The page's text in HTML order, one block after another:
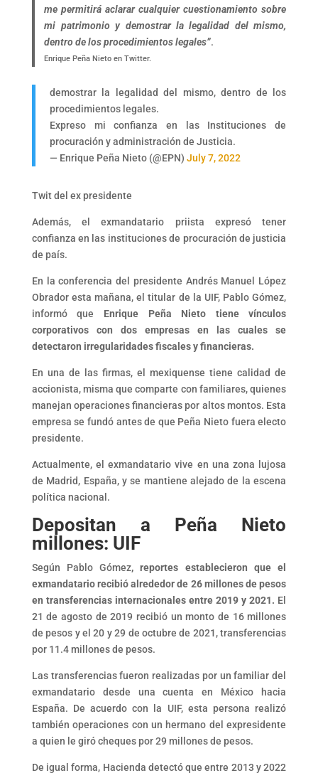
me permitirá aclarar cualquier cuestionamiento sobre
mi patrimonio y demostrar la legalidad del mismo,
dentro de los procedimientos legales”.
Enrique Peña Nieto en Twitter.
demostrar la legalidad del mismo, dentro de los
procedimientos legales.
Expreso mi confianza en las Instituciones de
procuración y administración de Justicia.
— Enrique Peña Nieto (@EPN) July 7, 2022
Twit del ex presidente
Además, el exmandatario priista expresó tener
confianza en las instituciones de procuración de justicia
de país.
En la conferencia del presidente Andrés Manuel López
Obrador esta mañana, el titular de la UIF, Pablo Gómez,
informó que Enrique Peña Nieto tiene vínculos
corporativos con dos empresas en las cuales se
detectaron irregularidades fiscales y financieras.
En una de las firmas, el mexiquense tiene calidad de
accionista, misma que comparte con familiares, quienes
manejan operaciones financieras por altos montos. Esta
empresa se fundó antes de que Peña Nieto fuera electo
presidente.
Actualmente, el exmandatario vive en una zona lujosa
de Madrid, España, y se mantiene alejado de la escena
política nacional.
Depositan a Peña Nieto
millones: UIF
Según Pablo Gómez, reportes establecieron que el
exmandatario recibió alrededor de 26 millones de pesos
en transferencias internacionales entre 2019 y 2021. El
21 de agosto de 2019 recibió un monto de 16 millones
de pesos y el 20 y 29 de octubre de 2021, transferencias
por 11.4 millones de pesos.
Las transferencias fueron realizadas por un familiar del
exmandatario desde una cuenta en México hacia
España. De acuerdo con la UIF, esta persona realizó
también operaciones con un hermano del expresidente
a quien le giró cheques por 29 millones de pesos.
De igual forma, Hacienda detectó que entre 2013 y 2022